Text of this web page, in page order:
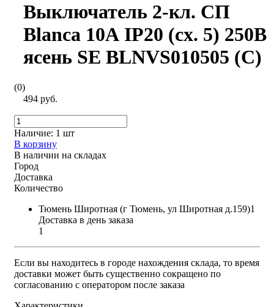
Выключатель 2-кл. СП
Blanca 10А IP20 (сх. 5) 250В
ясень SE BLNVS010505 (С)
(0)
494 руб.
Наличие: 1 шт
В корзину
В наличии на складах
Город
Доставка
Количество
Тюмень Широтная (г Тюмень, ул Широтная д.159)1
Доставка в день заказа
1
Если вы находитесь в городе нахождения склада, то время
доставки может быть существенно сокращено по
согласованию с оператором после заказа